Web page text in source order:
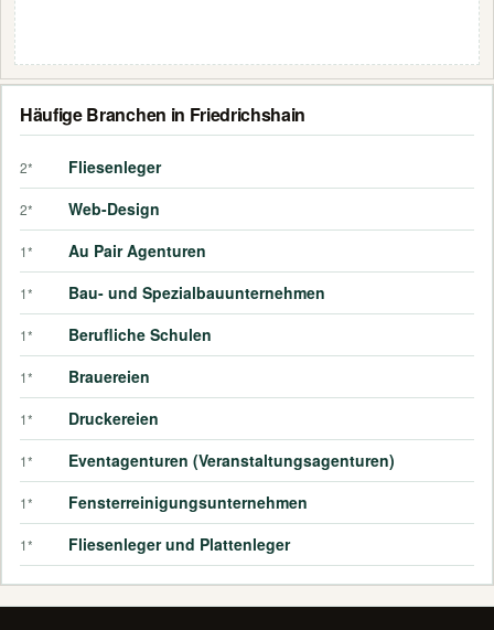
Häufige Branchen in Friedrichshain
2* Fliesenleger
2* Web-Design
1* Au Pair Agenturen
1* Bau- und Spezialbauunternehmen
1* Berufliche Schulen
1* Brauereien
1* Druckereien
1* Eventagenturen (Veranstaltungsagenturen)
1* Fensterreinigungsunternehmen
1* Fliesenleger und Plattenleger